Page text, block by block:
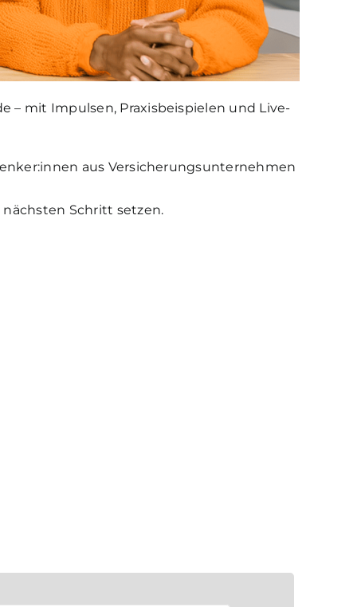
– mit Impulsen, Praxisbeispielen und Live-
aus Versicherungsunternehmen
Schritt setzen.